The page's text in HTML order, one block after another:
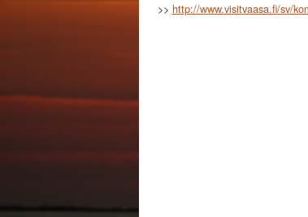
>> http://www.visitvaasa.fi/sv/